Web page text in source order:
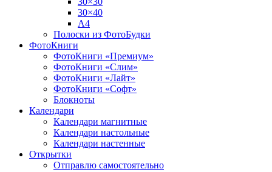
30×40
A4
Полоски из ФотоБудки
ФотоКниги
ФотоКниги «Премиум»
ФотоКниги «Слим»
ФотоКниги «Лайт»
ФотоКниги «Софт»
Блокноты
Календари
Календари магнитные
Календари настольные
Календари настенные
Открытки
Отправлю самостоятельно